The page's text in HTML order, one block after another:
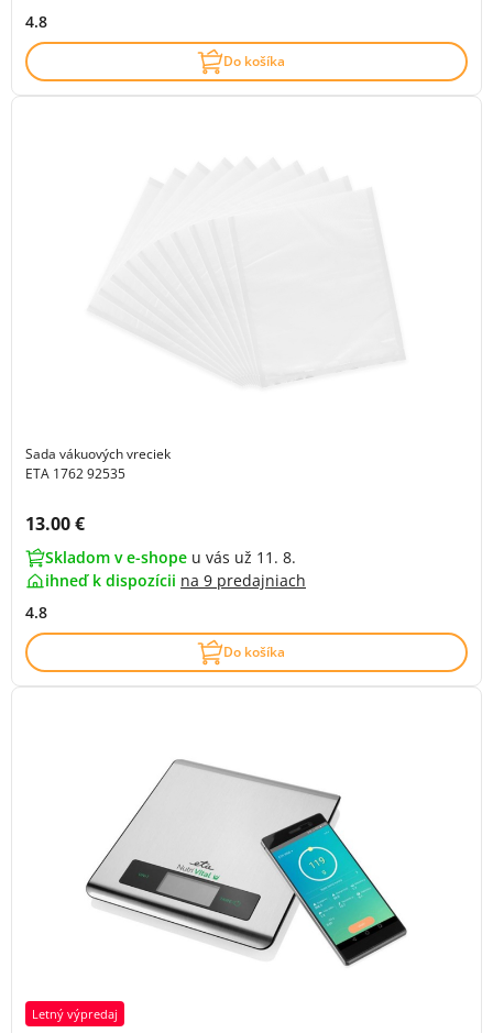
4.8
Do košíka
Sada vákuových vreciek
ETA 1762 92535
Cena s DPH:
13.00 €
Skladom v e-shope u vás už 11. 8.
ihneď k dispozícii na 9 predajniach
4.8
Do košíka
Letný výpredaj